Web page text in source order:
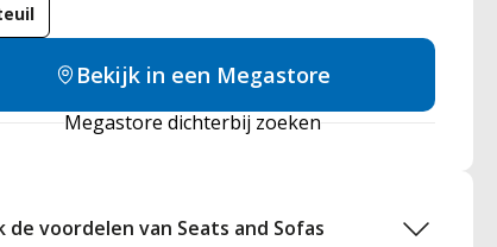
Bekijk in een Megastore
Megastore dichterbij zoeken
de voordelen van Seats and Sofas